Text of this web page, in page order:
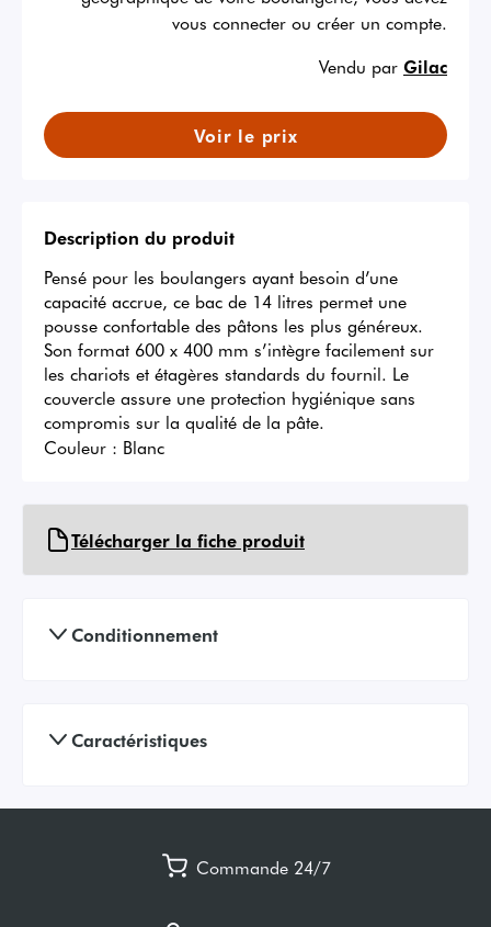
vous connecter ou créer un compte.
Vendu par Gilac
Voir le prix
Description du produit
Pensé pour les boulangers ayant besoin d’une
capacité accrue, ce bac de 14 litres permet une
pousse confortable des pâtons les plus généreux.
Son format 600 x 400 mm s’intègre facilement sur
les chariots et étagères standards du fournil. Le
couvercle assure une protection hygiénique sans
compromis sur la qualité de la pâte.
Couleur : Blanc
Télécharger la fiche produit
Conditionnement
Caractéristiques
Commande 24/7